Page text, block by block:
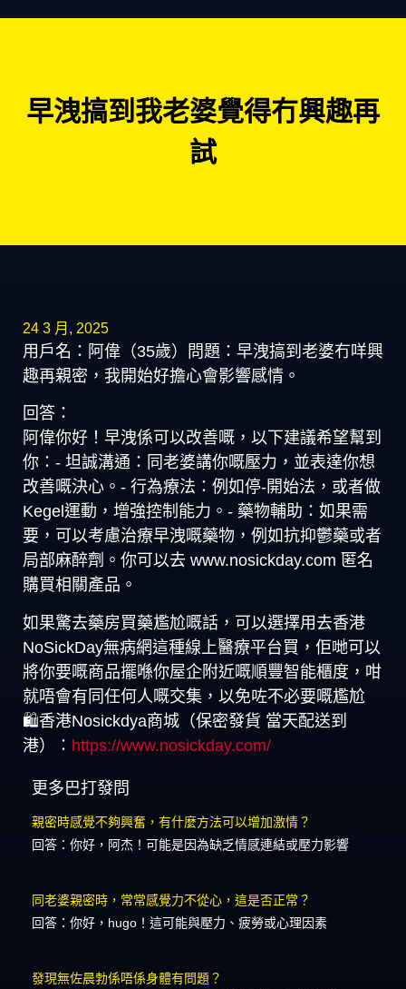
早洩搞到我老婆覺得冇興趣再
試
24 3 月, 2025
用戶名：阿偉（35歲）問題：早洩搞到老婆冇咩興
趣再親密，我開始好擔心會影響感情。
回答：
阿偉你好！早洩係可以改善嘅，以下建議希望幫到
你：- 坦誠溝通：同老婆講你嘅壓力，並表達你想
改善嘅決心。- 行為療法：例如停-開始法，或者做
Kegel運動，增強控制能力。- 藥物輔助：如果需
要，可以考慮治療早洩嘅藥物，例如抗抑鬱藥或者
局部麻醉劑。你可以去 www.nosickday.com 匿名
購買相關產品。
如果驚去藥房買藥尷尬嘅話，可以選擇用去香港
NoSickDay無病網這種線上醫療平台買，佢哋可以
將你要嘅商品擺喺你屋企附近嘅順豐智能櫃度，咁
就唔會有同任何人嘅交集，以免咗不必要嘅尷尬
🛍️香港Nosickdya商城（保密發貨 當天配送到
港）： https://www.nosickday.com/
更多巴打發問
親密時感覺不夠興奮，有什麼方法可以增加激情？
回答：你好，阿杰！可能是因為缺乏情感連結或壓力影響
同老婆親密時，常常感覺力不從心，這是否正常？
回答：你好，hugo！這可能與壓力、疲勞或心理因素
發現無佐晨勃係唔係身體有問題？